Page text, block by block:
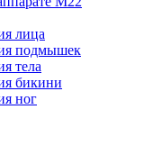
лица
подмышек
тела
бикини
ног